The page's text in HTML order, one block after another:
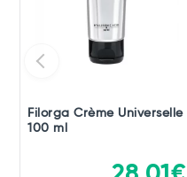
Filorga Crème Universelle
100 ml